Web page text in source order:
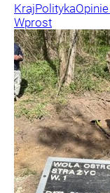
KrajPolityka
Wprost